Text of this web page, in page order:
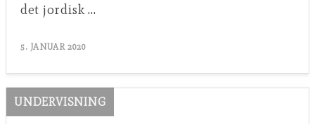
det jordisk …
5. JANUAR 2020
UNDERVISNING